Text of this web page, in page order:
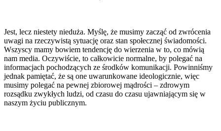
Jest, lecz niestety nieduża. Myślę, że musimy zacząć od zwrócenia
uwagi na rzeczywistą sytuację oraz stan społecznej świadomości.
Wszyscy mamy bowiem tendencję do wierzenia w to, co mówią
nam media. Oczywiście, to całkowicie normalne, by polegać na
informacjach pochodzących ze środków komunikacji. Powinniśmy
jednak pamiętać, że są one uwarunkowane ideologicznie, więc
musimy polegać na pewnej zbiorowej mądrości – zdrowym
rozsądku zwykłych ludzi, od czasu do czasu ujawniającym się w
naszym życiu publicznym.